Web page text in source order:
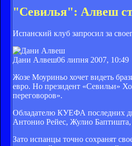
"Севилья": Алвеш
Испанский клуб запросил за
Дани Алвеш06 липня 2007, 10:49
Жозе Моуриньо хочет видеть
евро. Но президент «Севильи»
переговоров».
Обладателю КУЕФА последних
Антонио Рейес, Жулио
Зато испанцы точно сохранят